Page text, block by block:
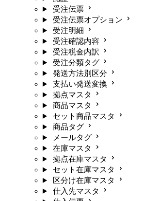
受注伝票
受注伝票オプション
受注明細
受注確認内容
受注税金内訳
受注分類タグ
発送方法別区分
支払い発送変換
拠点マスタ
商品マスタ
セット商品マスタ
商品タグ
メールタグ
在庫マスタ
拠点在庫マスタ
セット在庫マスタ
区分け在庫マスタ
仕入先マスタ